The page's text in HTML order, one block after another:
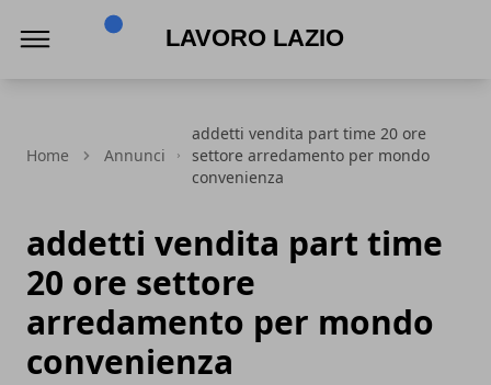
Home Annunci
addetti vendita part time 20 ore
settore arredamento per mondo
convenienza
addetti vendita part time
20 ore settore
arredamento per mondo
convenienza